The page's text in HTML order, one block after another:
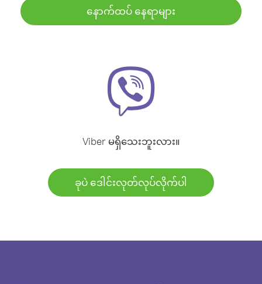
နောက်ထပ် နေရာများ
Viber မရှိသေးဘူးလား။
ခုပဲ ဒေါင်းလုတ်လုပ်လိုက်ပါ